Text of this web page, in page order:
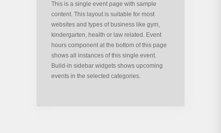
This is a single event page with sample
content. This layout is suitable for most
websites and types of business like gym,
kindergarten, health or law related. Event
hours component at the bottom of this page
shows all instances of this single event.
Build-in sidebar widgets shows upcoming
events in the selected categories.